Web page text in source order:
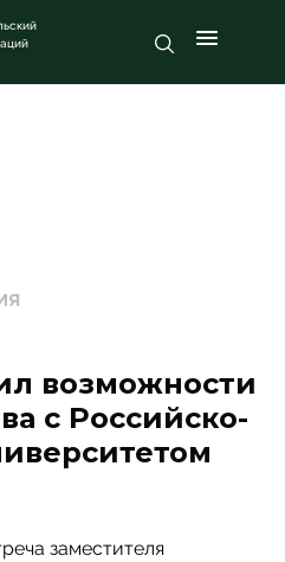
возможности
с Российско-
заместителя